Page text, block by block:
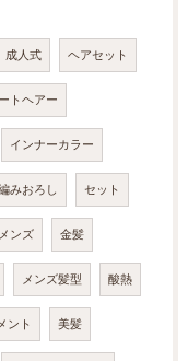
成人式 ヘアセット
トヘアー
インナーカラー
みおろし セット
メンズ 金髪
メンズ髪型 酸熱
ント 美髪